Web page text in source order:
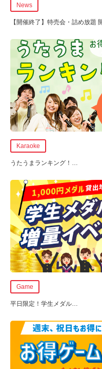
News
【開催終了】 特売会・詰め放題
Karaoke
うたうまランキング！ …
Game
平日限定！学生メダル…